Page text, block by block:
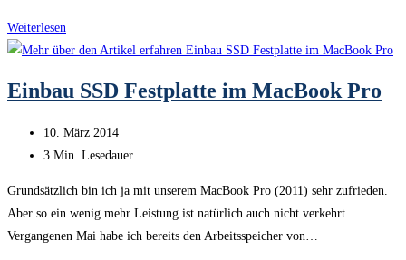
Weiterlesen
OneNote
Mac
Einbau SSD Festplatte im MacBook Pro
Beitrag
veröffentlicht:
10. März 2014
Lesedauer:
3 Min. Lesedauer
Grundsätzlich bin ich ja mit unserem MacBook Pro (2011) sehr zufrieden.
Aber so ein wenig mehr Leistung ist natürlich auch nicht verkehrt.
Vergangenen Mai habe ich bereits den Arbeitsspeicher von…